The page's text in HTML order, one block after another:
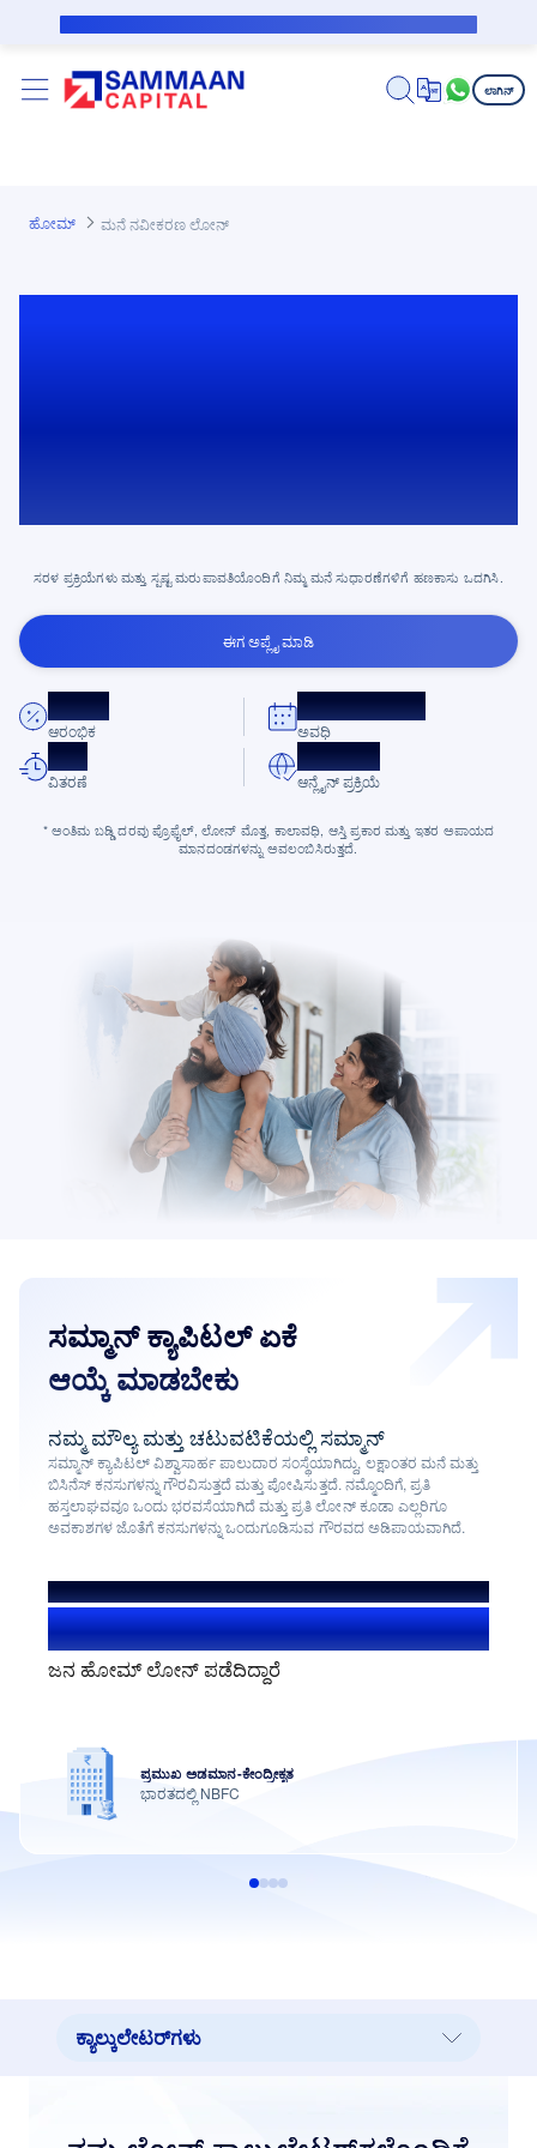
ಪ್ರಮುಖ ಕಂಟೆಂಟಿಗೆ ಸ್ಕಿಪ್ ಮಾಡಿ
ಲಾಗಿನ್
ಹೋಮ್ ಮನೆ ನವೀಕರಣ ಲೋನ್
ಸರಳ ಪ್ರಕ್ರಿಯೆಗಳು ಮತ್ತು ಸ್ಪಷ್ಟ ಮರುಪಾವತಿಯೊಂದಿಗೆ ನಿಮ್ಮ ಮನೆ ಸುಧಾರಣೆಗಳಿಗೆ ಹಣಕಾಸು ಒದಗಿಸಿ.
ಈಗ ಅಪ್ಲೈ ಮಾಡಿ
8.75%*
ಆರಂಭಿಕ
30 ವರ್ಷಗಳವರೆಗೆ
ಅವಧಿ
ತ್ವರಿತ
ವಿತರಣೆ
100%
ಆನ್ಲೈನ್ ಪ್ರಕ್ರಿಯೆ
* ಅಂತಿಮ ಬಡ್ಡಿ ದರವು ಪ್ರೊಫೈಲ್, ಲೋನ್ ಮೊತ್ತ, ಕಾಲಾವಧಿ, ಆಸ್ತಿ ಪ್ರಕಾರ ಮತ್ತು ಇತರ ಅಪಾಯದ
ಮಾನದಂಡಗಳನ್ನು ಅವಲಂಬಿಸಿರುತ್ತದೆ.
ಸಮ್ಮಾನ್ ಕ್ಯಾಪಿಟಲ್ ಏಕೆ
ಆಯ್ಕೆ ಮಾಡಬೇಕು
ನಮ್ಮ ಮೌಲ್ಯ ಮತ್ತು ಚಟುವಟಿಕೆಯಲ್ಲಿ ಸಮ್ಮಾನ್
ಸಮ್ಮಾನ್ ಕ್ಯಾಪಿಟಲ್ ವಿಶ್ವಾಸಾರ್ಹ ಪಾಲುದಾರ ಸಂಸ್ಥೆಯಾಗಿದ್ದು, ಲಕ್ಷಾಂತರ ಮನೆ ಮತ್ತು
ಬಿಸಿನೆಸ್ ಕನಸುಗಳನ್ನು ಗೌರವಿಸುತ್ತದೆ ಮತ್ತು ಪೋಷಿಸುತ್ತದೆ. ನಮ್ಮೊಂದಿಗೆ, ಪ್ರತಿ
ಹಸ್ತಲಾಘವವೂ ಒಂದು ಭರವಸೆಯಾಗಿದೆ ಮತ್ತು ಪ್ರತಿ ಲೋನ್ ಕೂಡಾ ಎಲ್ಲರಿಗೂ
ಅವಕಾಶಗಳ ಜೊತೆಗೆ ಕನಸುಗಳನ್ನು ಒಂದುಗೂಡಿಸುವ ಗೌರವದ ಅಡಿಪಾಯವಾಗಿದೆ.
ನಮ್ಮ ಸಹಕಾರದಿಂದಾಗಿ
1.4+ ಮಿಲಿಯನ್ ಬಳಕೆದಾರರು
ಜನ ಹೋಮ್ ಲೋನ್ ಪಡೆದಿದ್ದಾರೆ
ಪ್ರಮುಖ ಅಡಮಾನ-ಕೇಂದ್ರೀಕೃತ
ಭಾರತದಲ್ಲಿ NBFC
ಕ್ಯಾಲ್ಕುಲೇಟರ್‌ಗಳು